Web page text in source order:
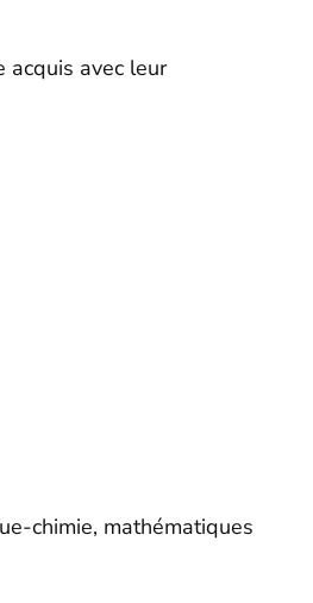
acquis avec leur
chimie, mathématiques